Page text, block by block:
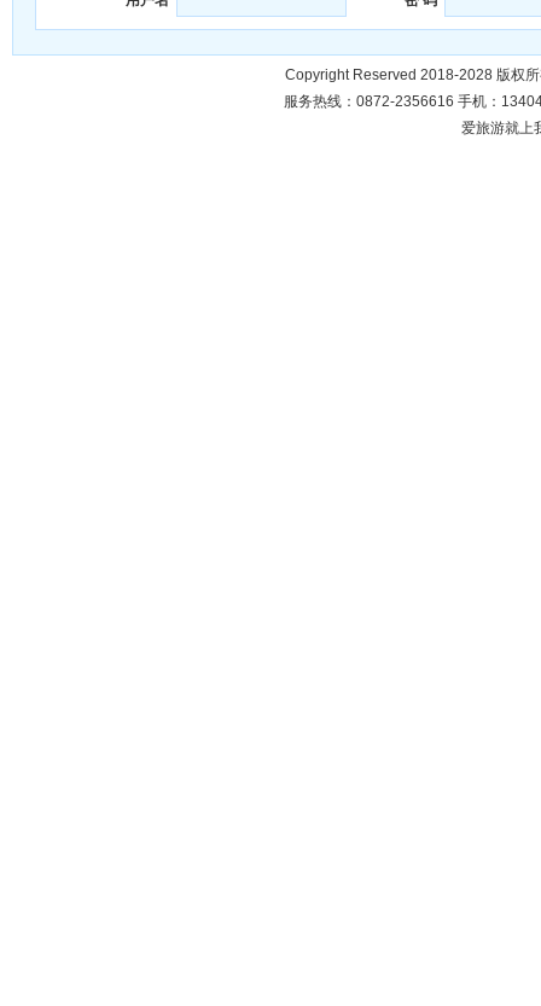
Copyright Reserved 2018-2028 版权
服务热线：0872-2356616 手机：
爱旅游就上